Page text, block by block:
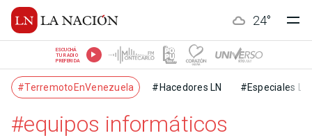
24°
ESCUCHÁ
TU RADIO
PREFERIDA
#TerremotoEnVenezuela #Hacedores LN #Especiales LN
#equipos informáticos